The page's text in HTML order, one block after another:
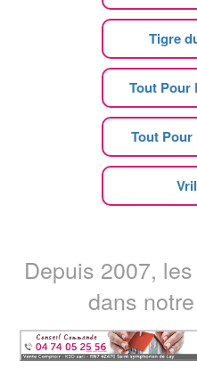
Tigre
Tout Pour
Tout Pour
Depuis 2007,
dans